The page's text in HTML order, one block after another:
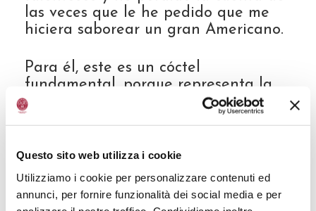
Questo sito web utilizza i cookie
Utilizziamo i cookie per personalizzare contenuti ed
annunci, per fornire funzionalità dei social media e per
las veces que le he pedido que me
hiciera saborear un gran Americano.
Para él, este es un cóctel
fundamental, porque representa la
directriz en pos del aperitivo perfecto
desde un punto de vista gustativo y
de los italianos desde los años 70
Tommaso, el uso del Vinagre
Balsámico de Módena IGP en los